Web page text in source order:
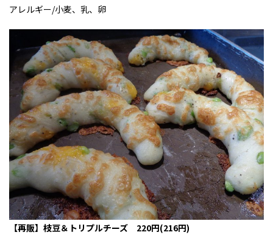
アレルギー/小麦、乳、卵
【再販】枝豆＆トリプルチーズ 220円(216円)